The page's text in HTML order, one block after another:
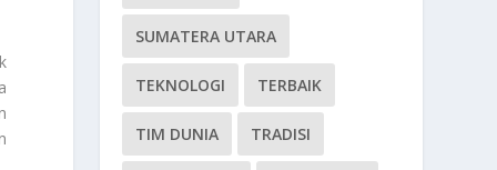
SUMATERA UTARA
TEKNOLOGI TERBAIK
TIM DUNIA TRADISI